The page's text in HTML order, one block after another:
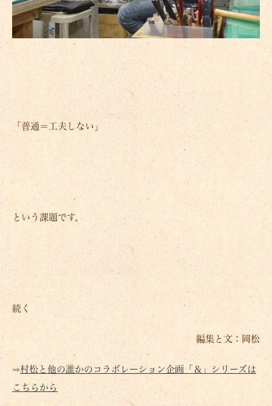
「普通＝工夫しない」
という課題です。
続く
編集と文：岡松
⇒村松と他の誰かのコラボレーション企画「＆」シリーズは
こちらから